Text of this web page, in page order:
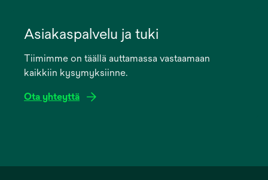
new
Asiakaspalvelu ja tuki
Tiimimme on täällä auttamassa vastaamaan
kaikkiin kysymyksiinne.
Ota yhteyttä